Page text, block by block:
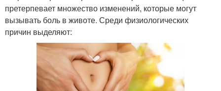
претерпевает множество изменений, которые могут
вызывать боль в животе. Среди физиологических
причин выделяют: